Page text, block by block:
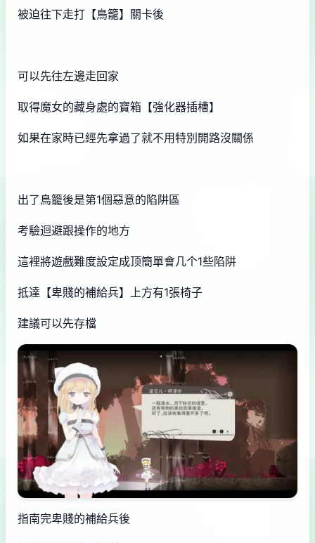
被迫往下走打【鳥籠】關卡後
可以先往左邊走回家
取得魔女的藏身處的寶箱【強化器插槽】
如果在家時已經先拿過了就不用特別開路沒關係
出了鳥籠後是第1個惡意的陷阱區
考驗迴避跟操作的地方
這裡將遊戲難度設定成顶簡單會几个1些陷阱
抵達【卑賤的補給兵】上方有1張椅子
建議可以先存檔
指南完卑賤的補給兵後